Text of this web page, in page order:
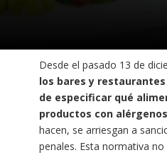
Desde el pasado 13 de
los bares y
de especificar qué
productos con
hacen, se arriesgan a
penales. Esta normativa